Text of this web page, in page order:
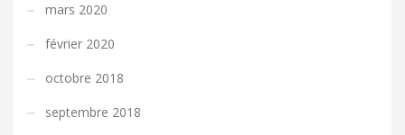
mars 2020
février 2020
octobre 2018
septembre 2018